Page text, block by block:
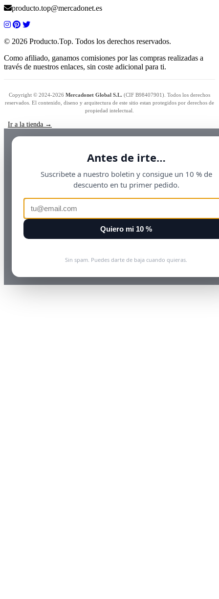
producto.top@mercadonet.es
© 2026 Producto.Top. Todos los derechos reservados.
Como afiliado, ganamos comisiones por las compras realizadas a
través de nuestros enlaces, sin coste adicional para ti.
Copyright © 2024-2026 Mercadonet Global S.L. (CIF B98407901). Todos los derechos
reservados. El contenido, diseno y arquitectura de este sitio estan protegidos por derechos de
propiedad intelectual.
Ir a la tienda →
Antes de irte…
Suscribete a nuestro boletin y consigue un 10 % de
descuento en tu primer pedido.
Quiero mi 10 %
Sin spam. Puedes darte de baja cuando quieras.